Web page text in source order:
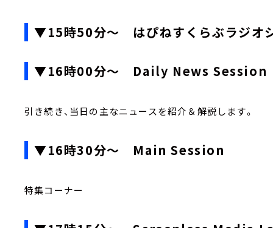
▼15時50分～ はぴねすくらぶラジオ
▼16時00分～ Daily News Session
引き続き、当日の主なニュースを紹介＆解説します。
▼16時30分～ Main Session
特集コーナー